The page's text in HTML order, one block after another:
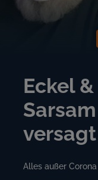
Eckel
versagt
Alles außer